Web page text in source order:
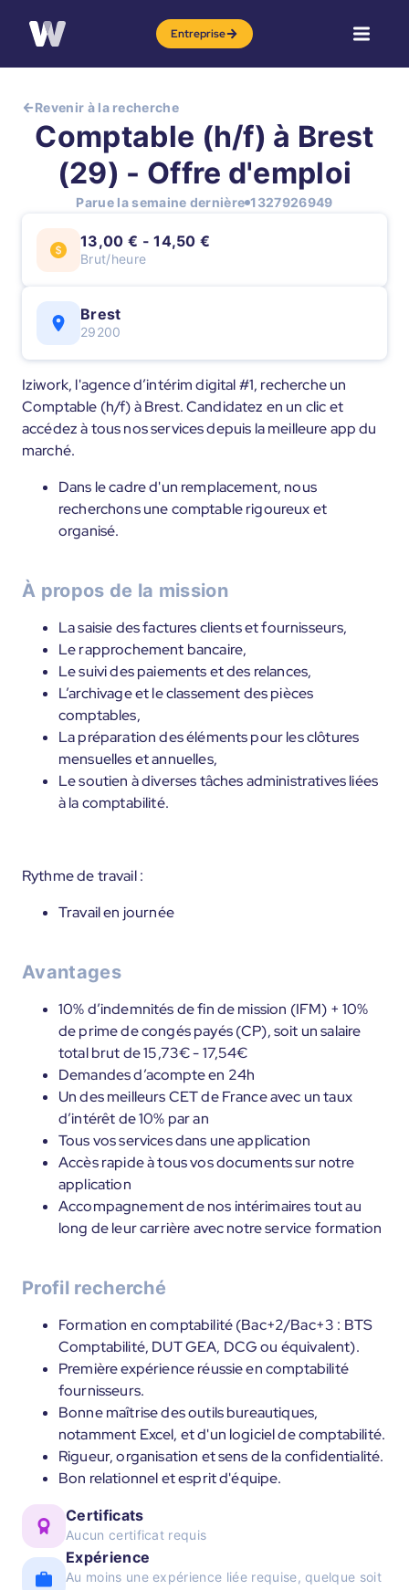
Entreprise
Revenir à la recherche
Comptable (h/f) à Brest
(29) - Offre d'emploi
Parue la semaine dernière 1327926949
13,00 € - 14,50 €
Brut/heure
Brest
29200
Iziwork, l'agence d’intérim digital #1, recherche un
Comptable (h/f) à Brest. Candidatez en un clic et
accédez à tous nos services depuis la meilleure app du
marché.
Dans le cadre d'un remplacement, nous
recherchons une comptable rigoureux et
organisé.
À propos de la mission
La saisie des factures clients et fournisseurs,
Le rapprochement bancaire,
Le suivi des paiements et des relances,
L’archivage et le classement des pièces
comptables,
La préparation des éléments pour les clôtures
mensuelles et annuelles,
Le soutien à diverses tâches administratives liées
à la comptabilité.
Rythme de travail :
Travail en journée
Avantages
10% d’indemnités de fin de mission (IFM) + 10%
de prime de congés payés (CP), soit un salaire
total brut de 15,73€ - 17,54€
Demandes d’acompte en 24h
Un des meilleurs CET de France avec un taux
d’intérêt de 10% par an
Tous vos services dans une application
Accès rapide à tous vos documents sur notre
application
Accompagnement de nos intérimaires tout au
long de leur carrière avec notre service formation
Profil recherché
Formation en comptabilité (Bac+2/Bac+3 : BTS
Comptabilité, DUT GEA, DCG ou équivalent).
Première expérience réussie en comptabilité
fournisseurs.
Bonne maîtrise des outils bureautiques,
notamment Excel, et d'un logiciel de comptabilité.
Rigueur, organisation et sens de la confidentialité.
Bon relationnel et esprit d'équipe.
Certificats
Aucun certificat requis
Expérience
Au moins une expérience liée requise, quelque soit